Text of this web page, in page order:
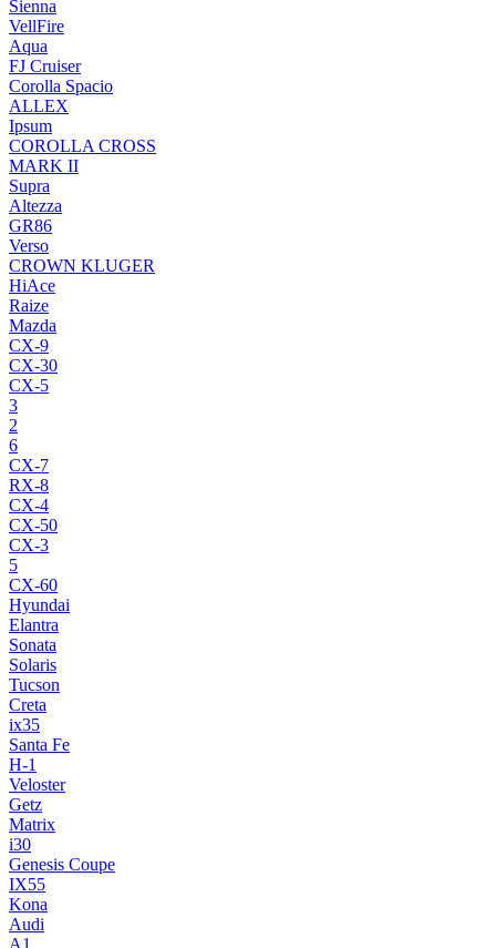
Sienna
VellFire
Aqua
FJ Cruiser
Corolla Spacio
ALLEX
Ipsum
COROLLA CROSS
MARK II
Supra
Altezza
GR86
Verso
CROWN KLUGER
HiAce
Raize
Mazda
CX-9
CX-30
CX-5
3
2
6
CX-7
RX-8
CX-4
CX-50
CX-3
5
CX-60
Hyundai
Elantra
Sonata
Solaris
Tucson
Creta
ix35
Santa Fe
H-1
Veloster
Getz
Matrix
i30
Genesis Coupe
IX55
Kona
Audi
A1